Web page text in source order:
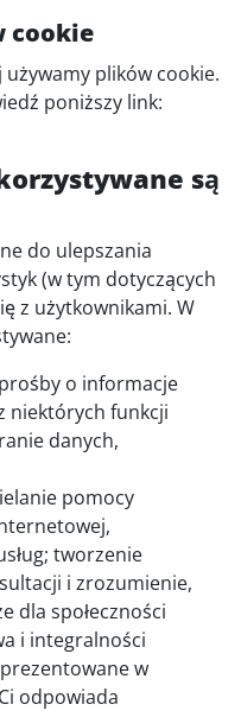
cookie
plików cookie.
poniższy link:
są
do ulepszania
(w tym dotyczących
z użytkownikami. W
o informacje
niektórych funkcji
danych,
pomocy
tworzenie
i zrozumienie,
dla społeczności
i integralności
w
odpowiada